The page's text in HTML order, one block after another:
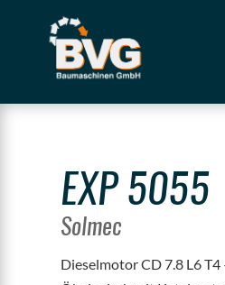
EXP 5055
Solmec
Dieselmotor CD 7.8 L6 T4